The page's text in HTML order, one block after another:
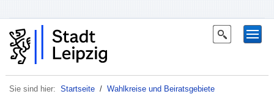
Sie sind hier: Startseite / Wahlkreise und Beiratsgebiete